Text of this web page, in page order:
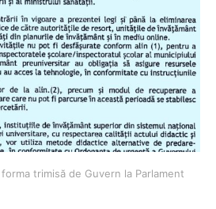
trimisă de Guvern la Parlament